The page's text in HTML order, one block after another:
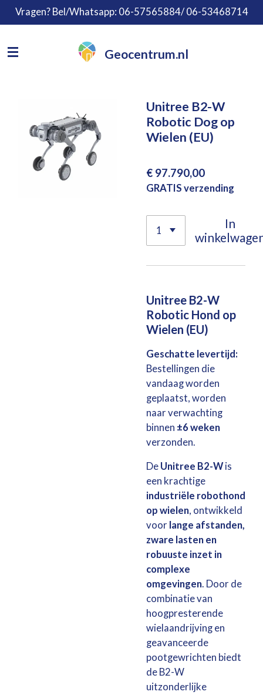
Ga
direct
de
Vragen? Bel/Whatsapp: 06-57565884/ 06-53468714
Geocentrum.nl
Unitree B2-W
Robotic Dog op
Wielen (EU)
€ 97.790,00
GRATIS verzending
In
Unitree B2-W
Robotic Hond op
Wielen (EU)
Geschatte levertijd:
Bestellingen die
vandaag worden
geplaatst, worden
naar verwachting
binnen ±6 weken
verzonden.
De Unitree B2-Wis
een krachtige
industriële robothond
op wielen, ontwikkeld
voor lange afstanden,
zware lasten en
robuuste inzet in
complexe
omgevingen. Door de
combinatie van
hoogpresterende
wielaandrijving en
geavanceerde
pootgewrichten biedt
de B2-W
uitzonderlijke